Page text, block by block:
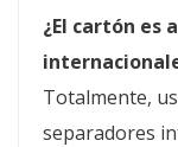
¿El cartón es
Totalmente,
separadores